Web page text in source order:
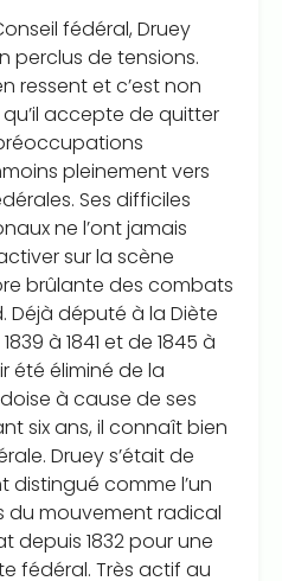
fédéral, Druey
perclus de tensions.
ressent et c’est non
accepte de quitter
pleinement vers
Ses difficiles
ne l’ont jamais
sur la scène
brûlante des combats
Déjà député à la Diète
à 1841 et de 1845 à
été éliminé de la
à cause de ses
six ans, il connaît bien
Druey s’était de
distingué comme l’un
du mouvement radical
depuis 1832 pour une
fédéral. Très actif au